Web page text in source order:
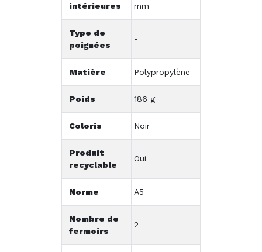
intérieures
mm
Type de
poignées
-
Matière Polypropylène
Poids 186 g
Coloris Noir
Produit
recyclable
Oui
Norme A5
Nombre de
fermoirs
2